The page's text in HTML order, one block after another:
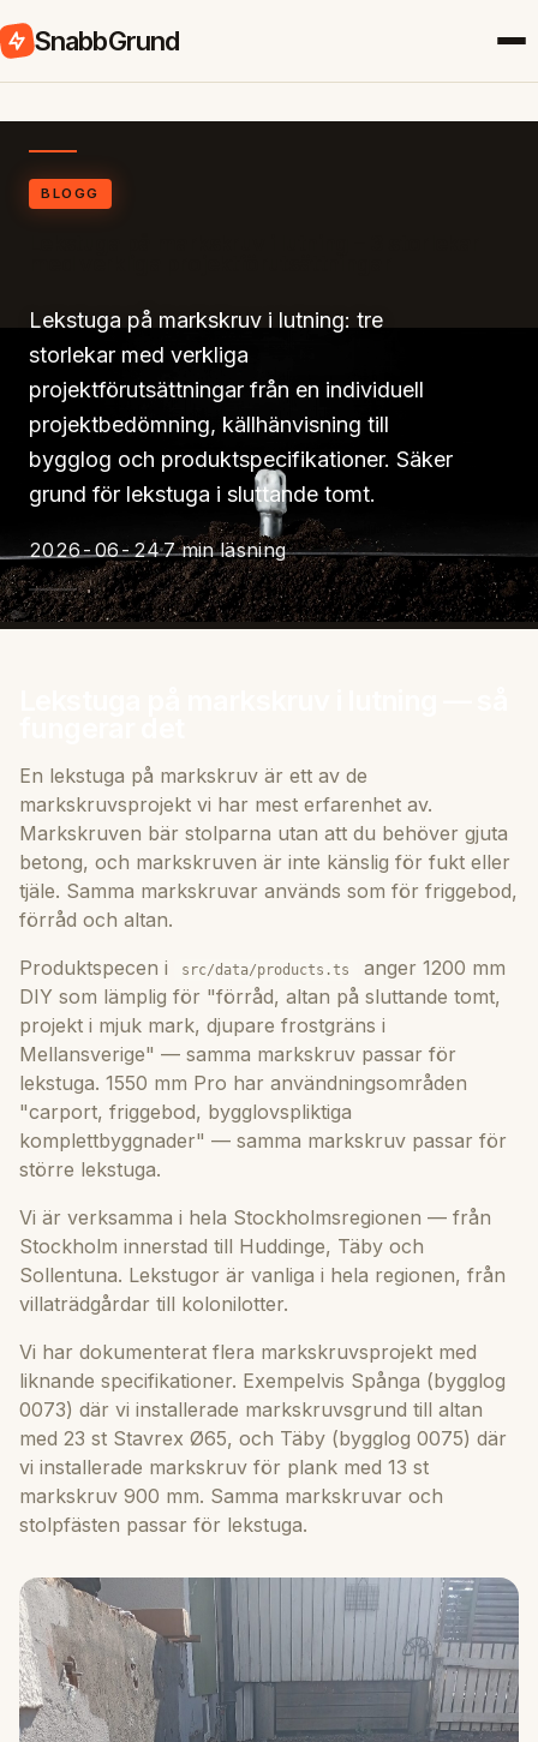
SnabbGrund
BLOGG
Lekstuga på markskruv i lutning: tre
storlekar med verkliga
projektförutsättningar från en individuell
projektbedömning, källhänvisning till
bygglog och produktspecifikationer. Säker
grund för lekstuga i sluttande tomt.
2026-06-247 min läsning
En lekstuga på markskruv är ett av de
markskruvsprojekt vi har mest erfarenhet av.
Markskruven bär stolparna utan att du behöver gjuta
betong, och markskruven är inte känslig för fukt eller
tjäle. Samma markskruvar används som för friggebod,
förråd och altan.
Produktspecen i
src/data/products.ts
anger 1200 mm
DIY som lämplig för "förråd, altan på sluttande tomt,
projekt i mjuk mark, djupare frostgräns i
Mellansverige" — samma markskruv passar för
lekstuga. 1550 mm Pro har användningsområden
"carport, friggebod, bygglovspliktiga
komplettbyggnader" — samma markskruv passar för
större lekstuga.
Vi är verksamma i hela Stockholmsregionen — från
Stockholm innerstad till Huddinge, Täby och
Sollentuna. Lekstugor är vanliga i hela regionen, från
villaträdgårdar till kolonilotter.
Vi har dokumenterat flera markskruvsprojekt med
liknande specifikationer. Exempelvis Spånga (bygglog
0073) där vi installerade markskruvsgrund till altan
med 23 st Stavrex Ø65, och Täby (bygglog 0075) där
vi installerade markskruv för plank med 13 st
markskruv 900 mm. Samma markskruvar och
stolpfästen passar för lekstuga.